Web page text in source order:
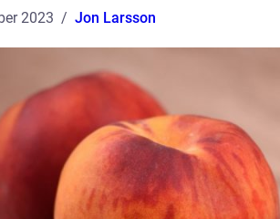
2023 Jon Larsson